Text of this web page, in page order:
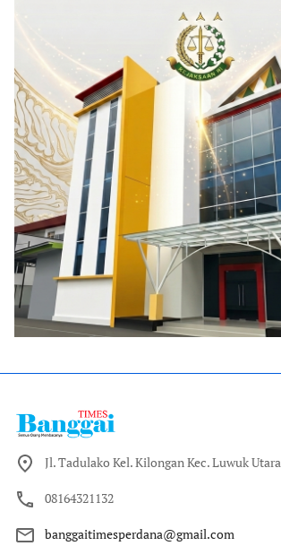
Jl. Tadulako Kel. Kilongan Kec. Luwuk Utara
08164321132
banggaitimesperdana@gmail.com